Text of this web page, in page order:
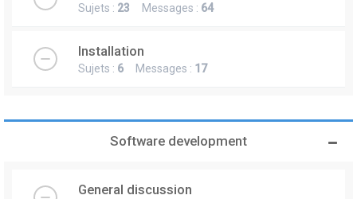
Sujets : 23 Messages : 64
Installation
Sujets : 6 Messages : 17
Software development
General discussion